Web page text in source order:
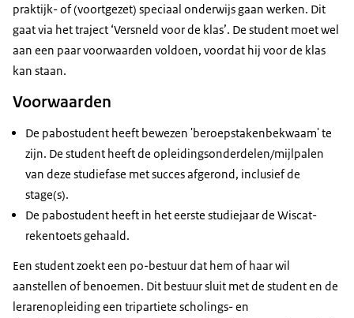
praktijk- of (voortgezet) speciaal onderwijs gaan werken. Dit
gaat via het traject ‘Versneld voor de klas’. De student moet wel
aan een paar voorwaarden voldoen, voordat hij voor de klas
kan staan.
Voorwaarden
De pabostudent heeft bewezen 'beroepstakenbekwaam' te
zijn. De student heeft de opleidingsonderdelen/mijlpalen
van deze studiefase met succes afgerond, inclusief de
stage(s).
De pabostudent heeft in het eerste studiejaar de Wiscat-
rekentoets gehaald.
Een student zoekt een po-bestuur dat hem of haar wil
aanstellen of benoemen. Dit bestuur sluit met de student en de
lerarenopleiding een tripartiete scholings- en